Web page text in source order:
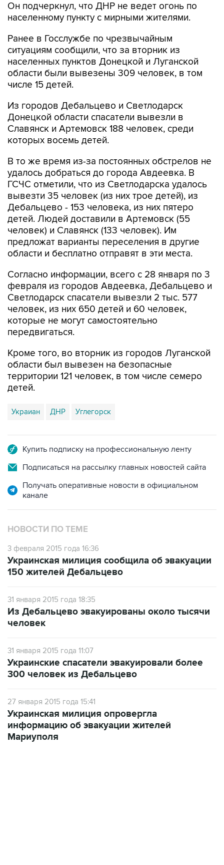
Он подчеркнул, что ДНР не ведет огонь по
населенному пункту с мирными жителями.
Ранее в Госслужбе по чрезвычайным
ситуациям сообщили, что за вторник из
населенных пунктов Донецкой и Луганской
области были вывезены 309 человек, в том
числе 15 детей.
Из городов Дебальцево и Светлодарск
Донецкой области спасатели вывезли в
Славянск и Артемовск 188 человек, среди
которых восемь детей.
В то же время из-за постоянных обстрелов не
удалось добраться до города Авдеевка. В
ГСЧС отметили, что из Светлодарска удалось
вывезти 35 человек (из них трое детей), из
Дебальцево - 153 человека, из них пятеро
детей. Людей доставили в Артемовск (55
человек) и Славянск (133 человек). Им
предложат варианты переселения в другие
области и бесплатно отправят в эти места.
Согласно информации, всего с 28 января по 3
февраля из городов Авдеевка, Дебальцево и
Светлодарск спасатели вывезли 2 тыс. 577
человек, из них 650 детей и 60 человек,
которые не могут самостоятельно
передвигаться.
Кроме того, во вторник из городов Луганской
области был вывезен на безопасные
территории 121 человек, в том числе семеро
детей.
Украиан ДНР Углегорск
Купить подписку на профессиональную ленту
Подписаться на рассылку главных новостей сайта
Получать оперативные новости в официальном
канале
НОВОСТИ ПО ТЕМЕ
3 февраля 2015 года 16:36
Украинская милиция сообщила об эвакуации
150 жителей Дебальцево
31 января 2015 года 18:35
Из Дебальцево эвакуированы около тысячи
человек
31 января 2015 года 11:07
Украинские спасатели эвакуировали более
300 человек из Дебальцево
27 января 2015 года 15:41
Украинская милиция опровергла
информацию об эвакуации жителей
Мариуполя